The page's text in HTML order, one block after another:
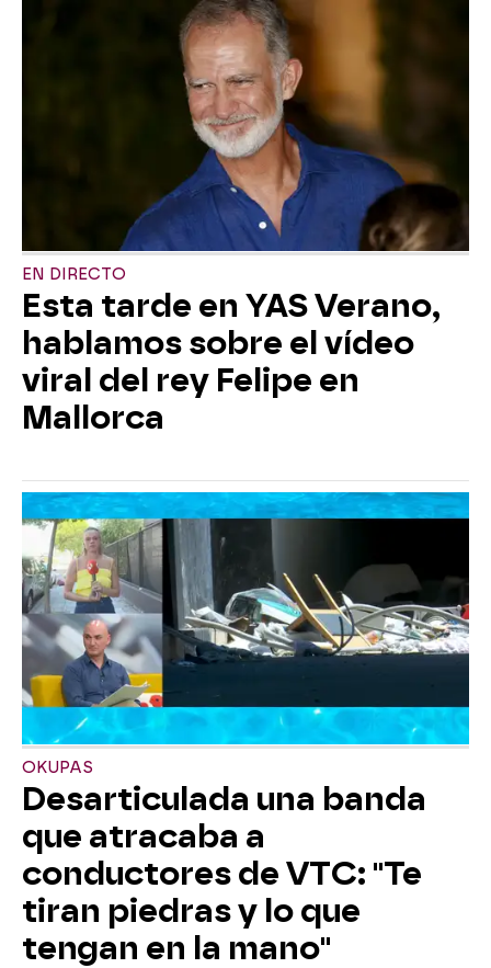
EN DIRECTO
Esta tarde en YAS Verano,
hablamos sobre el vídeo
viral del rey Felipe en
Mallorca
OKUPAS
Desarticulada una banda
que atracaba a
conductores de VTC: "Te
tiran piedras y lo que
tengan en la mano"